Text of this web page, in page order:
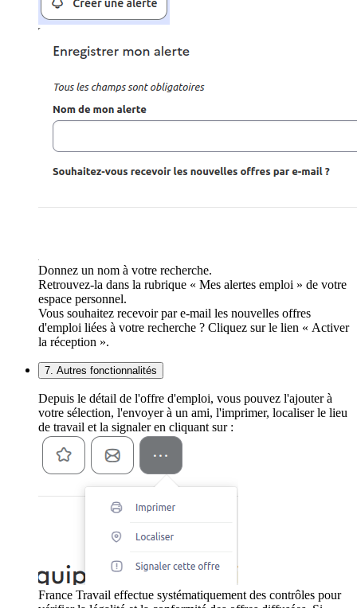
Donnez un nom à votre recherche.
Retrouvez-la dans la rubrique « Mes alertes emploi » de votre
espace personnel.
Vous souhaitez recevoir par e-mail les nouvelles offres
d'emploi liées à votre recherche ? Cliquez sur le lien « Activer
la réception ».
7. Autres fonctionnalités
Depuis le détail de l'offre d'emploi, vous pouvez l'ajouter à
votre sélection, l'envoyer à un ami, l'imprimer, localiser le lieu
de travail et la signaler en cliquant sur :
France Travail effectue systématiquement des contrôles pour